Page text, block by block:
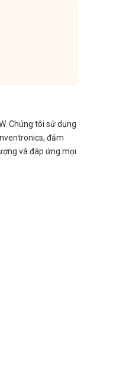
Chúng tôi sử dụng
đảm
và đáp ứng mọi